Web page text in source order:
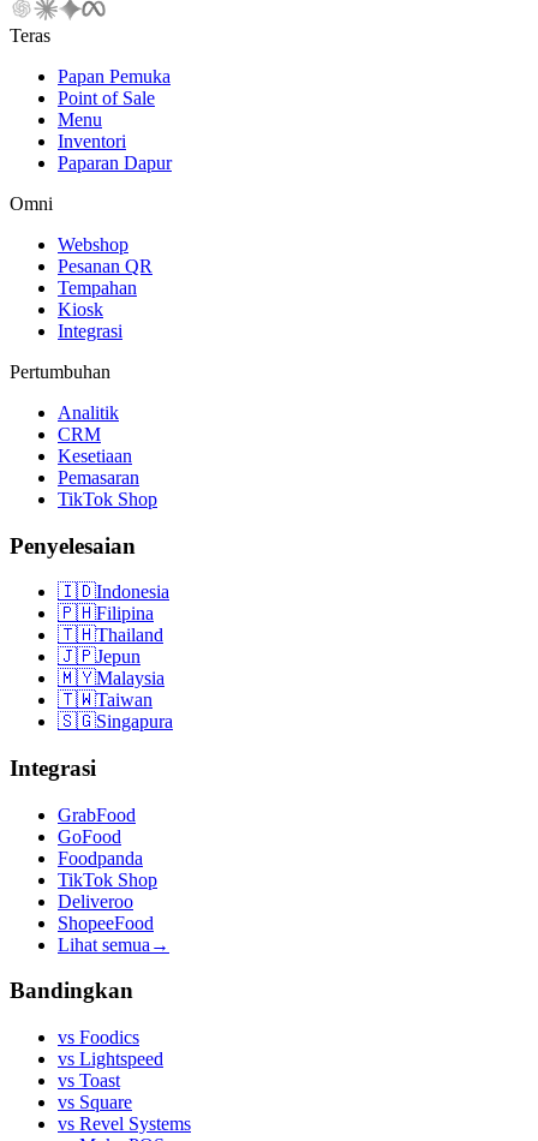
Teras
Papan Pemuka
Point of Sale
Menu
Inventori
Paparan Dapur
Omni
Webshop
Pesanan QR
Tempahan
Kiosk
Integrasi
Pertumbuhan
Analitik
CRM
Kesetiaan
Pemasaran
TikTok Shop
Penyelesaian
🇮🇩Indonesia
🇵🇭Filipina
🇹🇭Thailand
🇯🇵Jepun
🇲🇾Malaysia
🇹🇼Taiwan
🇸🇬Singapura
Integrasi
GrabFood
GoFood
Foodpanda
TikTok Shop
Deliveroo
ShopeeFood
Lihat semua →
Bandingkan
vs Foodics
vs Lightspeed
vs Toast
vs Square
vs Revel Systems